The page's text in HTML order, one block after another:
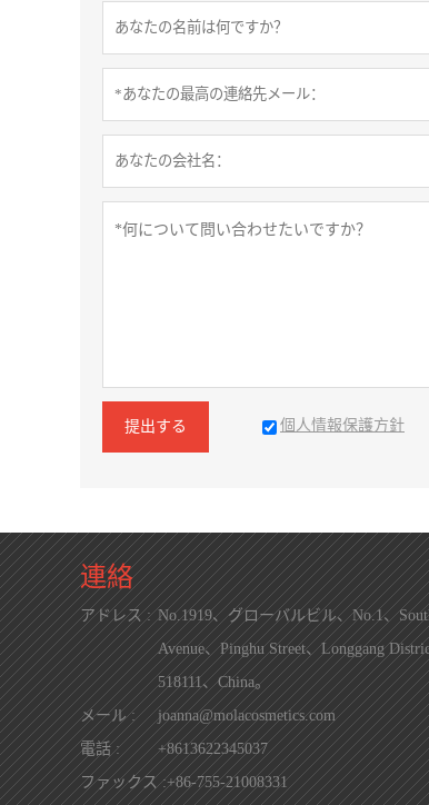
提出する 個人情報保護方針
連絡
アドレス : No.1919、グローバルビル、No.1、
Avenue、Pinghu Street、Longgang
518111、China。
メール :
joanna@molacosmetics.com
電話 :
+8613622345037
ファックス :+86-755-21008331